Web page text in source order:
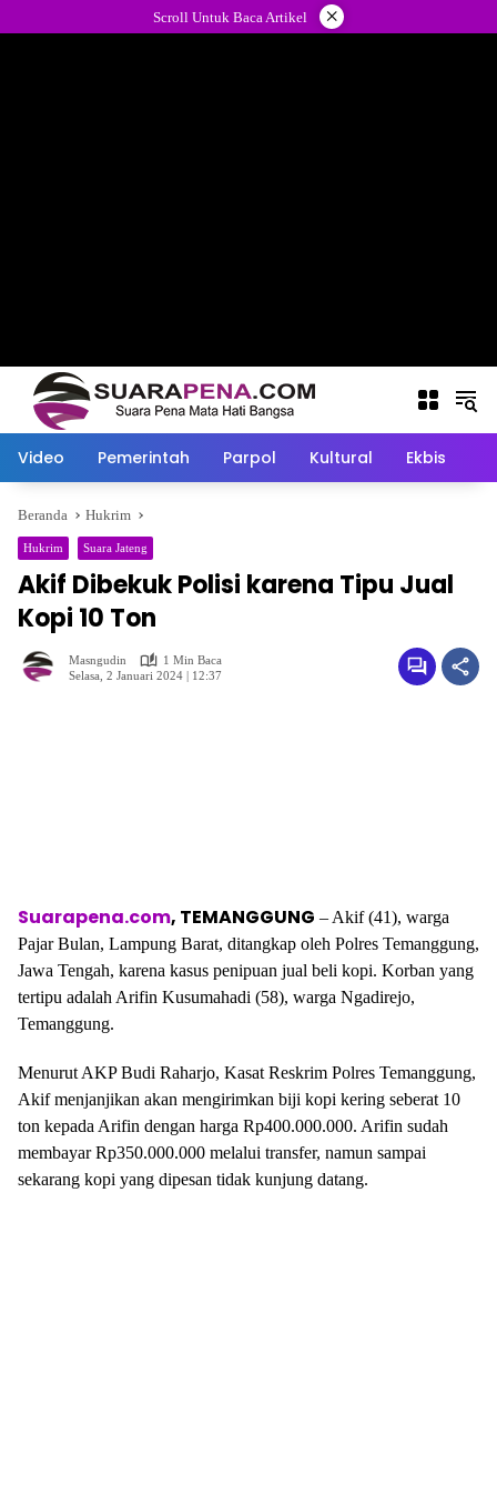
ke
Scroll Untuk Baca Artikel ×
Video Pemerintah Parpol Kultural Ekbis
Beranda Hukrim
Hukrim Suara Jateng
Akif Dibekuk Polisi karena Tipu Jual
Kopi 10 Ton
Masngudin
1 Min Baca
Selasa, 2 Januari 2024 | 12:37
Suarapena.com, TEMANGGUNG – Akif (41), warga
Pajar Bulan, Lampung Barat, ditangkap oleh Polres Temanggung,
Jawa Tengah, karena kasus penipuan jual beli kopi. Korban yang
tertipu adalah Arifin Kusumahadi (58), warga Ngadirejo,
Temanggung.
Menurut AKP Budi Raharjo, Kasat Reskrim Polres Temanggung,
Akif menjanjikan akan mengirimkan biji kopi kering seberat 10
ton kepada Arifin dengan harga Rp400.000.000. Arifin sudah
membayar Rp350.000.000 melalui transfer, namun sampai
sekarang kopi yang dipesan tidak kunjung datang.